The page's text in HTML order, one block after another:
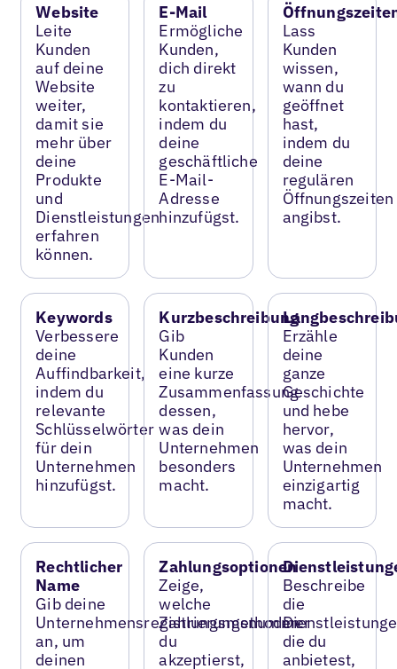
Website
Leite
Kunden
auf deine
Website
weiter,
damit sie
mehr über
deine
Produkte
und
Dienstleistungen
erfahren
können.
E-Mail
Ermögliche
Kunden,
dich direkt
zu
kontaktieren,
indem du
deine
geschäftliche
E-Mail-
Adresse
hinzufügst.
Lass
Kunden
wissen,
wann du
geöffnet
hast,
indem du
deine
regulären
Öffnungszeiten
angibst.
Keywords
Verbessere
deine
Auffindbarkeit,
indem du
relevante
Schlüsselwörter
für dein
Unternehmen
hinzufügst.
Kurzbeschreibung
Gib
Kunden
eine kurze
Zusammenfassung
dessen,
was dein
Unternehmen
besonders
macht.
Erzähle
deine
ganze
Geschichte
und hebe
hervor,
was dein
Unternehmen
einzigartig
macht.
Rechtlicher
Name
Gib deine
Unternehmensregistrierungsnummer
an, um
deinen
Zahlungsoptionen
Zeige,
welche
Zahlungsmethoden
du
akzeptierst,
Beschreibe
die
die du
anbietest,